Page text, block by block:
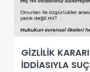
GİZLİLİK
İDDİASIYLA